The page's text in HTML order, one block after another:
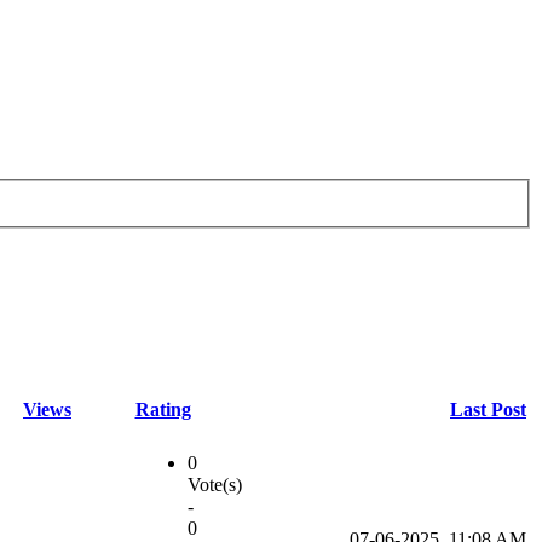
Views Rating Last Post
0
Vote(s)
-
0